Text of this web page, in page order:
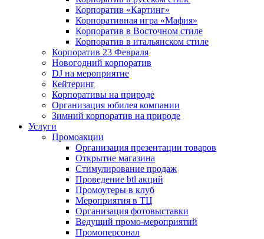
Корпоратив «Картинг»
Корпоративная игра «Мафия»
Корпоратив в Восточном стиле
Корпоратив в итальянском стиле
Корпоратив 23 Февраля
Новогодний корпоратив
DJ на мероприятие
Кейтеринг
Корпоративы на природе
Организация юбилея компании
Зимний корпоратив на природе
Услуги
Промоакции
Организация презентации товаров
Открытие магазина
Стимулирование продаж
Проведение btl акций
Промоутеры в клуб
Мероприятия в ТЦ
Организация фотовыставки
Ведущий промо-мероприятий
Промоперсонал